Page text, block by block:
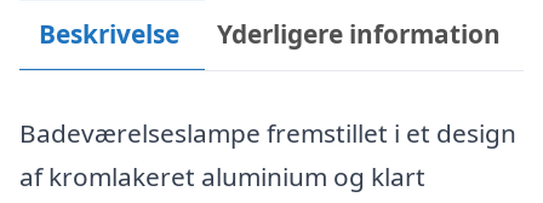
cm
9W
-
Krom
Beskrivelse Yderligere information
Badeværelseslampe fremstillet i et design
af kromlakeret aluminium og klart